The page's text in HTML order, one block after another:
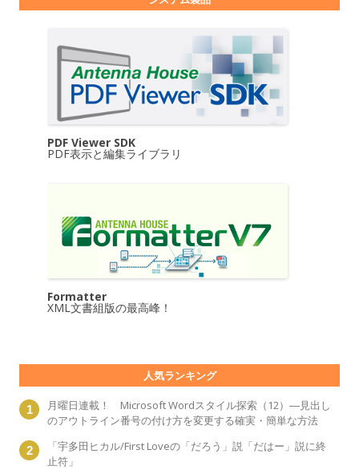
PDF Viewer SDK
PDF表示と編集ライブラリ
Formatter
XML文書組版の最高峰！
人気ランキング
月曜日連載！ Microsoft Wordスタイル探索（12）―見出し
のアウトライン番号の付け方を変更する確実・簡単な方法
「宇多田ヒカル/First Loveの「だろう」説「だはー」説に終
止符」